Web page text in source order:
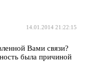
14.01.2014 21:22:15
Вами связи?
была причиной